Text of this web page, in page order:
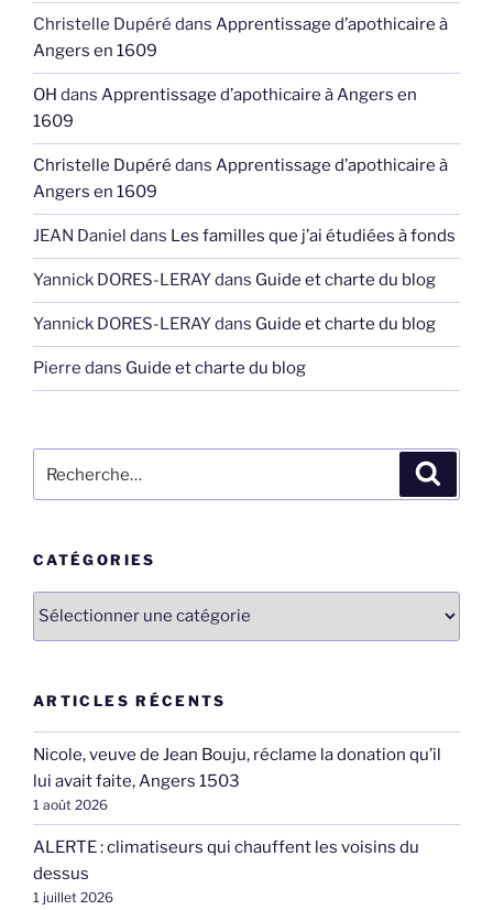
Christelle Dupéré dans Apprentissage d’apothicaire à
Angers en 1609
OH dans Apprentissage d’apothicaire à Angers en
1609
Christelle Dupéré dans Apprentissage d’apothicaire à
Angers en 1609
JEAN Daniel dans Les familles que j’ai étudiées à fonds
Yannick DORES-LERAYdans Guide et charte du blog
Yannick DORES-LERAYdans Guide et charte du blog
Pierre dans Guide et charte du blog
pour
CATÉGORIES
Catégories
ARTICLES RÉCENTS
Nicole, veuve de Jean Bouju, réclame la donation qu’il
lui avait faite, Angers 1503
1 août 2026
ALERTE : climatiseurs qui chauffent les voisins du
dessus
1 juillet 2026